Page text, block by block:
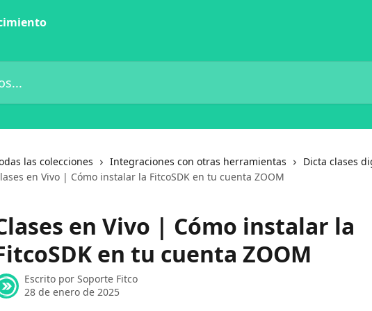
las colecciones Integraciones con otras herramientas
Dicta clases
en Vivo | Cómo instalar la FitcoSDK en tu cuenta ZOOM
en Vivo | Cómo instalar la
en tu cuenta ZOOM
Escrito por Soporte Fitco
28 de enero de 2025